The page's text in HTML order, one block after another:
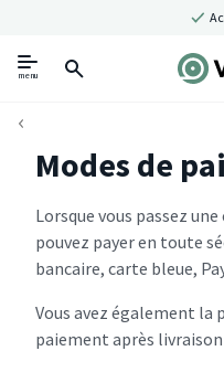
menu
Modes de
Lorsque vous passez
pouvez payer en toute
bancaire, carte bleue,
Vous avez également la
paiement après